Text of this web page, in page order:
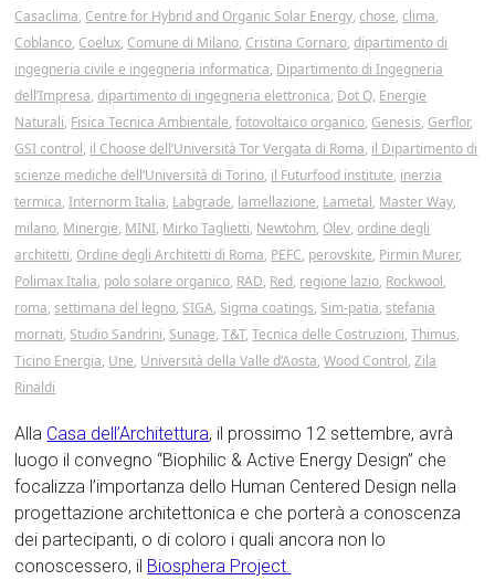
Casaclima, Centre for Hybrid and Organic Solar Energy,chose,clima,
Coblanco, Coelux, Comune di Milano, Cristina Cornaro,dipartimento di
ingegneria civile e ingegneria informatica, Dipartimento di Ingegneria
dell’Impresa,dipartimento di ingegneria elettronica, Dot Q, Energie
Naturali, Fisica Tecnica Ambientale,fotovoltaico organico, Genesis, Gerflor,
GSI control, il Choose dell’Università Tor Vergata di Roma, il Dipartimento di
scienze mediche dell’Università di Torino, il Futurfood institute, inerzia
termica,Internorm Italia, Labgrade, lamellazione, Lametal, Master Way,
milano, Minergie, MINI, Mirko Taglietti, Newtohm, Olev,ordine degli
architetti, Ordine degli Architetti di Roma, PEFC, perovskite, Pirmin Murer,
Polimax Italia, polo solare organico, RAD, Red, regione lazio, Rockwool,
roma,settimana del legno, SIGA, Sigma coatings, Sim-patia,stefania
mornati, Studio Sandrini, Sunage,T&T,Tecnica delle Costruzioni,Thimus,
Ticino Energia, Une, Università della Valle d’Aosta,Wood Control,Zila
Rinaldi
Alla Casa dell’Architettura, il prossimo 12 settembre, avrà
luogo il convegno “Biophilic & Active Energy Design” che
focalizza l’importanza dello Human Centered Design nella
progettazione architettonica e che porterà a conoscenza
dei partecipanti, o di coloro i quali ancora non lo
conoscessero, il Biosphera Project.